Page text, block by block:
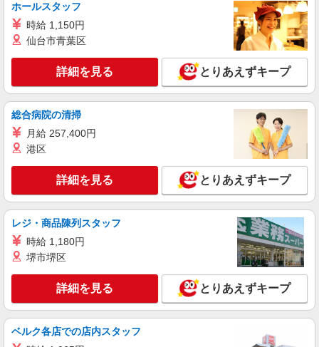
キープ 詳細を見る
アルバイト パート
株式会社HITOWA フードサービスカンパニー
福祉施設での調理補助【アルバイト・パート】
時給1,140円 ※経験によりスタート時給は変動
します。 ※AP評価制度：あり 年1回の評価によ
り時給を見直します。 ※アルバイト賞与（寸
志）：あり 年2回。勤続年数により金額UP。
イリーゼ稲毛黒砂 （千葉県千葉市稲毛区黒砂
3-8-12）
詳細を見る
アルバイト パート
ピザハット 稲毛店
未経験OK！ピザハットピザメイクスタッフ
時給1,200円以上 平日 時給1,200円以上 土日・
祝日 時給1,200円以上 高校生 時給1,200円以上
千葉県千葉市稲毛区園生町1108-2 ユウキ園生
ビル
キープ
ホールスタッフ
時給 1,150円
仙台市青葉区
詳細を見る とりあえずキープ
総合病院の清掃
月給 257,400円
港区
詳細を見る とりあえずキープ
レジ・商品陳列スタッフ
時給 1,180円
堺市堺区
詳細を見る とりあえずキープ
ベルク各店での店内スタッフ